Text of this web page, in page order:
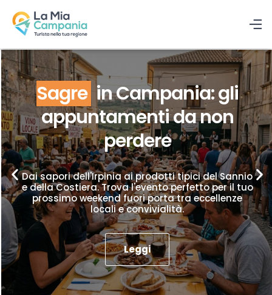
Sagre in Campania: gli
appuntamenti da non
perdere
Dai sapori dell'Irpinia ai prodotti tipici del Sannio
e della Costiera. Trova l'evento perfetto per il tuo
prossimo weekend fuori porta tra eccellenze
locali e convivialità.
Leggi